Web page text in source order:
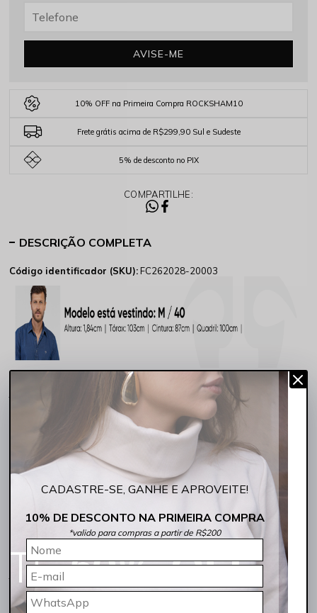
AVISE-ME
10% OFF na Primeira Compra ROCKSHAM10
Frete grátis acima de R$299,90 Sul e Sudeste
5% de desconto no PIX
COMPARTILHE:
DESCRIÇÃO COMPLETA
Código identificador (SKU):FC262028-20003
A Blusa Masculina Tricô Lisa Decote Redondo Preta Rocksham
traduz perfeitamente o equilíbrio entre elegância e praticidade para
os dias de temperaturas mais baixas. Com visual clean e
acabamento refinado, ela é aquela peça indispensável no guarda-
roupa masculino para criar produções modernas e cheias de
Sua modelagem slim proporciona um
caimentoalinhado ao corpo,
valorizando a silhueta de maneira confortável e sofisticada. O tricô
em 100% acrílico possui toque macio e agradável, trazendo
Outono/Inverno.
A tonalidade preta reforça o visualsofisticadoe extremamente
versátil da peça, permitindo combinações fáceis com calças jeans,
sarja, alfaiataria ou sobreposições com jaquetas e casacos. Uma
blusa perfeita para ambientes casuais, compromissos sociais,
trabalho ou ocasiões que pedem um visual mais alinhado sem
exageros.
CADASTRE-SE, GANHE E APROVEITE!
10% DE DESCONTO NA PRIMEIRA COMPRA
*valido para compras a partir de R$200